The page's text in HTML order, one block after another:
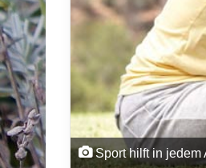
Sport hilft in jedem